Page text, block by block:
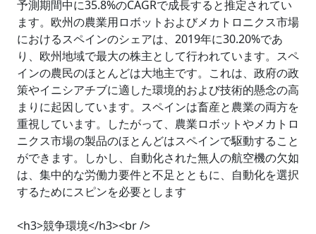
予測期間中に35.8%のCAGRで成長すると推定されてい
ます。欧州の農業用ロボットおよびメカトロニクス市場
におけるスペインのシェアは、2019年に30.20%であ
り、欧州地域で最大の株主として行われています。スペ
インの農民のほとんどは大地主です。これは、政府の政
策やイニシアチブに適した環境的および技術的懸念の高
まりに起因しています。スペインは畜産と農業の両方を
重視しています。したがって、農業ロボットやメカトロ
ニクス市場の製品のほとんどはスペインで駆動すること
ができます。しかし、自動化された無人の航空機の欠如
は、集中的な労働力要件と不足とともに、自動化を選択
するためにスピンを必要とします
<h3>競争環境</h3><br />